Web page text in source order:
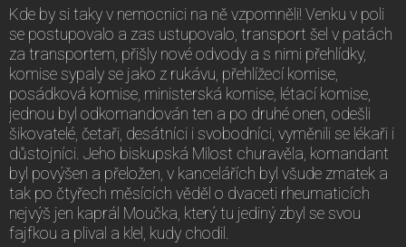
Kde by si taky v nemocnici na ně vzpomněli! Venku v poli
se postupovalo a zas ustupovalo, transport šel v patách
za transportem, přišly nové odvody a s nimi přehlídky,
komise sypaly se jako z rukávu, přehlížecí komise,
posádková komise, ministerská komise, létací komise,
jednou byl odkomandován ten a po druhé onen, odešli
šikovatelé, četaři, desátníci i svobodníci, vyměnili se lékaři i
důstojníci. Jeho biskupská Milost churavěla, komandant
byl povýšen a přeložen, v kancelářích byl všude zmatek a
tak po čtyřech měsících věděl o dvaceti rheumaticích
nejvýš jen kaprál Moučka, který tu jediný zbyl se svou
fajfkou a plival a klel, kudy chodil.